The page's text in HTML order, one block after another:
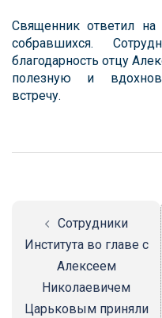
Священник ответил
собравшихся.
благодарность отцу
полезную и
встречу.
Навигация
Сотрудники
Института во главе с
Алексеем
Николаевичем
Царьковым приняли